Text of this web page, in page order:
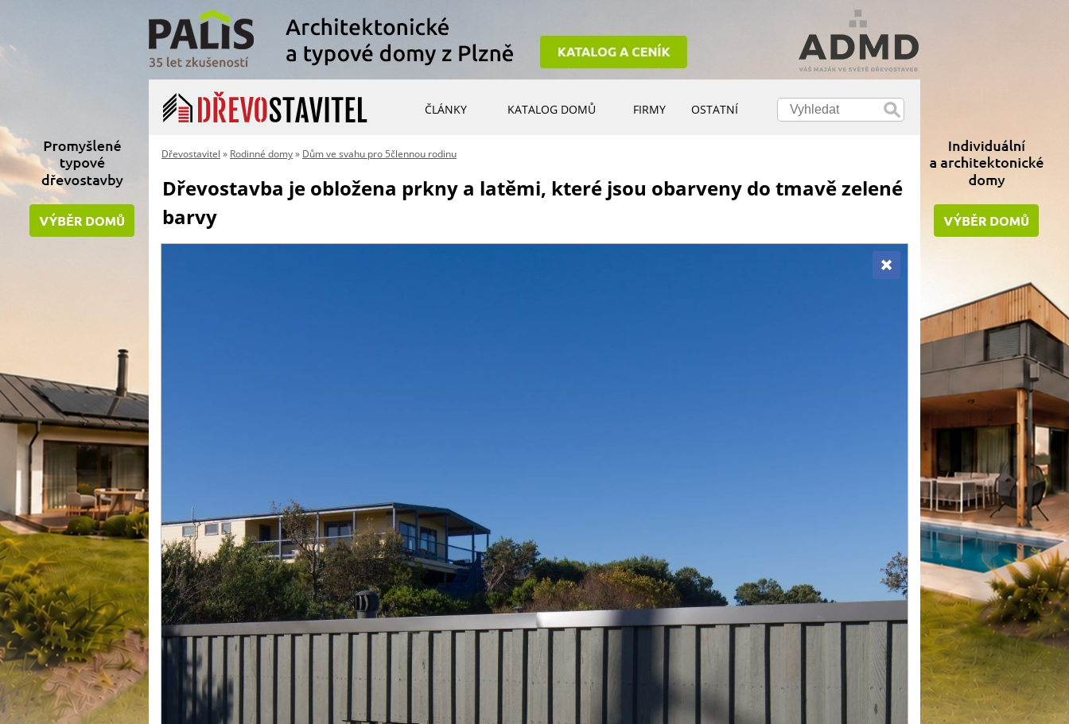
ČLÁNKY KATALOG DOMŮ FIRMY OSTATNÍ
Dřevostavitel » Rodinné domy» Dům ve svahu pro 5člennou rodinu
Dřevostavba je obložena prkny a latěmi, které jsou obarveny do tmavě zelené
barvy